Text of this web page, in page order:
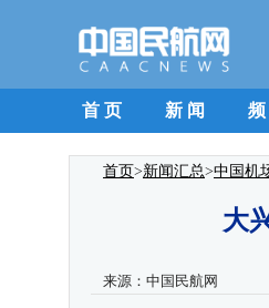
首 页 新 闻 频
首页>新闻汇总>中国机
大
来源： 中国民航网